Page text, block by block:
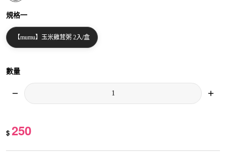
規格一
【mumu】玉米雞茸粥 2入/盒
數量
$ 250